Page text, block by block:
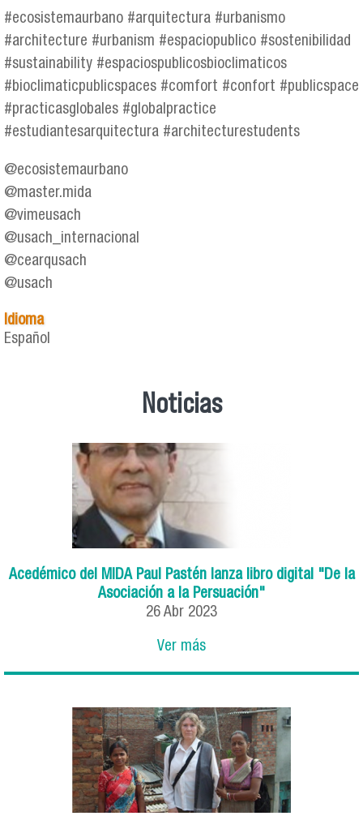
#ecosistemaurbano #arquitectura #urbanismo
#architecture #urbanism #espaciopublico #sostenibilidad
#sustainability #espaciospublicosbioclimaticos
#bioclimaticpublicspaces #comfort #confort #publicspace
#practicasglobales #globalpractice
#estudiantesarquitectura #architecturestudents
@ecosistemaurbano
@master.mida
@vimeusach
@usach_internacional
@cearqusach
@usach
Idioma
Español
Noticias
Acedémico del MIDA Paul Pastén lanza libro digital "De la
Asociación a la Persuación"
26 Abr 2023
Ver más